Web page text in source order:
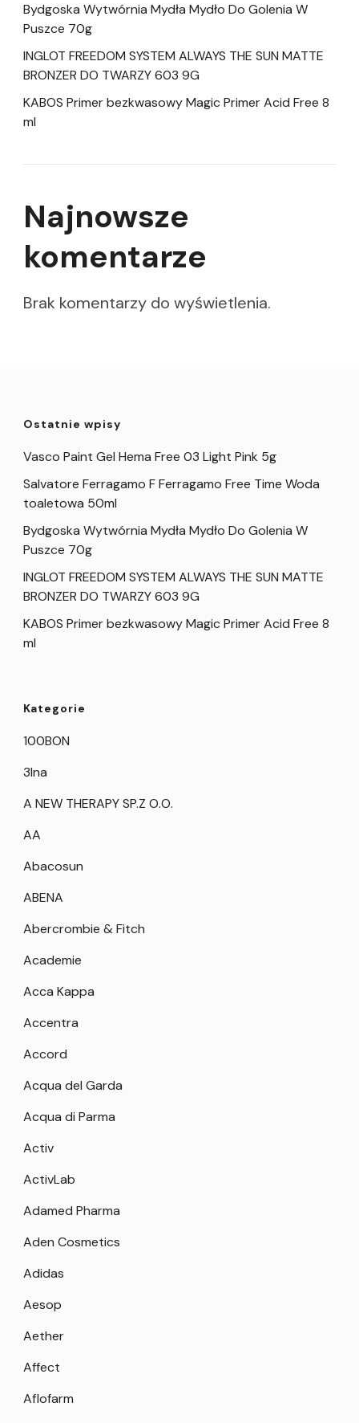
Bydgoska Wytwórnia Mydła Mydło Do Golenia W
Puszce 70g
INGLOT FREEDOM SYSTEM ALWAYS THE SUN MATTE
BRONZER DO TWARZY 603 9G
KABOS Primer bezkwasowy Magic Primer Acid Free 8
ml
Najnowsze
komentarze
Brak komentarzy do wyświetlenia.
Ostatnie wpisy
Vasco Paint Gel Hema Free 03 Light Pink 5g
Salvatore Ferragamo F Ferragamo Free Time Woda
toaletowa 50ml
Bydgoska Wytwórnia Mydła Mydło Do Golenia W
Puszce 70g
INGLOT FREEDOM SYSTEM ALWAYS THE SUN MATTE
BRONZER DO TWARZY 603 9G
KABOS Primer bezkwasowy Magic Primer Acid Free 8
ml
Kategorie
100BON
3Ina
A NEW THERAPY SP.Z O.O.
AA
Abacosun
ABENA
Abercrombie & Fitch
Academie
Acca Kappa
Accentra
Accord
Acqua del Garda
Acqua di Parma
Activ
ActivLab
Adamed Pharma
Aden Cosmetics
Adidas
Aesop
Aether
Affect
Aflofarm